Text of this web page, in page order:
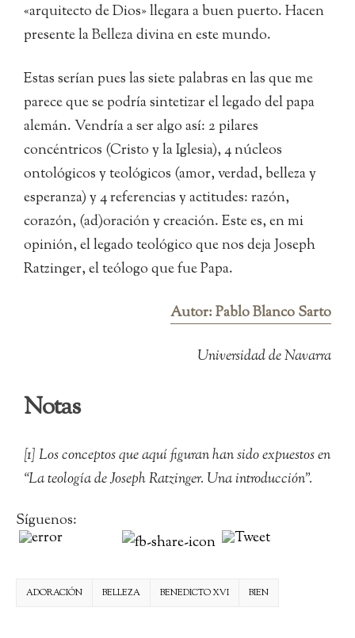
«arquitecto de Dios» llegara a buen puerto. Hacen
presente la Belleza divina en este mundo.
Estas serían pues las siete palabras en las que me
parece que se podría sintetizar el legado del papa
alemán. Vendría a ser algo así: 2 pilares
concéntricos (Cristo y la Iglesia), 4 núcleos
ontológicos y teológicos (amor, verdad, belleza y
esperanza) y 4 referencias y actitudes: razón,
corazón, (ad)oración y creación. Este es, en mi
opinión, el legado teológico que nos deja Joseph
Ratzinger, el teólogo que fue Papa.
Autor: Pablo Blanco Sarto
Universidad de Navarra
Notas
[1] Los conceptos que aquí figuran han sido expuestos en
“La teología de Joseph Ratzinger. Una introducción”.
Síguenos:
ADORACIÓN BELLEZA BENEDICTO XVI BIEN